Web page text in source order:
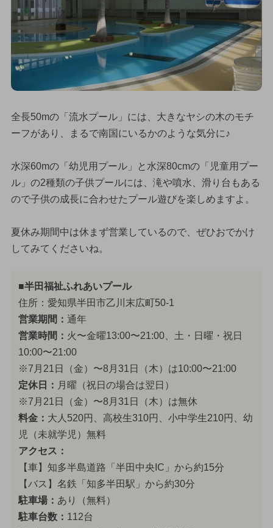
全長50mの「流水プール」には、大きなヤシの木のモチ
ーフがあり、まるで南国にいるかのような気分に♪
水深60mの「幼児用プール」と水深80cmの「児童用プー
ル」の2種類の子供プールには、滝や噴水、滑り台もある
ので子供の成長に合わせたプール遊びを楽しめますよ。
夏休み期間中は休まず営業しているので、ぜひおでかけ
してみてくださいね。
■半田福祉ふれあいプール
住所：愛知県半田市乙川末広町50-1
営業期間： 通年
営業時間： 火〜金曜13:00〜21:00、土・日曜・祝日
10:00〜21:00
※7月21日（金）〜8月31日（木）は10:00〜21:00
定休日： 月曜（祝日の場合は翌日）
※7月21日（金）〜8月31日（木）は無休
料金： 大人520円、高校生310円、小中学生210円、幼
児（未就学児）無料
アクセス：
【車】知多半島道路「半田中央IC」から約15分
【バス】名鉄「知多半田駅」から約30分
駐車場： あり（無料）
駐車台数： 112台